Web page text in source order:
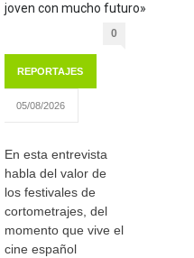
joven con mucho futuro»
0
REPORTAJES
05/08/2026
En esta entrevista
habla del valor de
los festivales de
cortometrajes, del
momento que vive el
cine español